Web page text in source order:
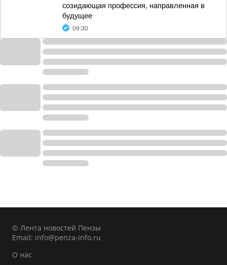
созидающая профессия, направленная в
будущее
09:30
© Лента новостей Пензы
Email: info@penza-info.ru
О нас